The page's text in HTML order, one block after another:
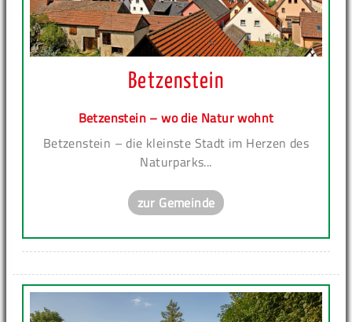
Betzenstein
Betzenstein – wo die Natur wohnt
Betzenstein – die kleinste Stadt im Herzen des
Naturparks...
zur Gemeinde